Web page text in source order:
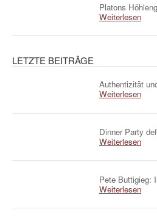
Platons
Weiterlesen
LETZTE BEITRÄGE
Authentizität
Weiterlesen
Dinner Party
Weiterlesen
Pete Buttigieg:
Weiterlesen